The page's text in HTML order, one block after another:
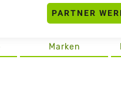
PARTNER
Marken